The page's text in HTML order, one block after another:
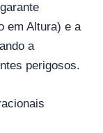
em Altura) e a
a
perigosos.